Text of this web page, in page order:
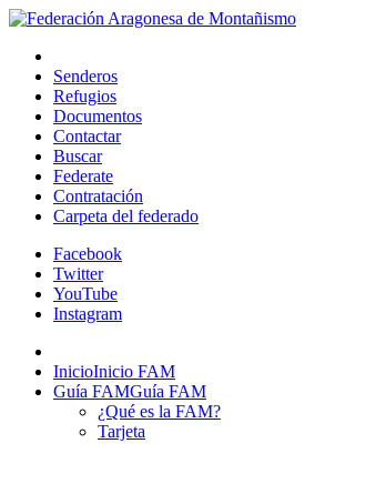
Senderos
Refugios
Documentos
Contactar
Buscar
Federate
Contratación
Carpeta del federado
Facebook
Twitter
YouTube
Instagram
InicioInicio FAM
Guía FAMGuía FAM
¿Qué es la FAM?
Tarjeta